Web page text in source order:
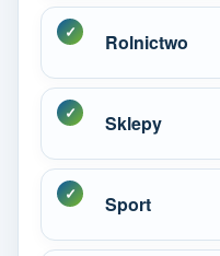
Rolnictwo
Sklepy
Sport